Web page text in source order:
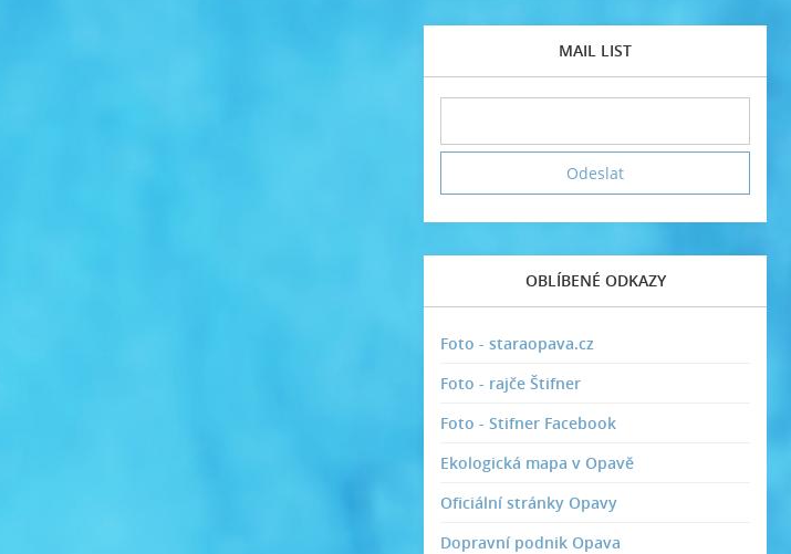
MAIL LIST
OBLÍBENÉ ODKAZY
Foto - staraopava.cz
Foto - rajče Štifner
Foto - Stifner Facebook
Ekologická mapa v Opavě
Oficiální stránky Opavy
Dopravní podnik Opava